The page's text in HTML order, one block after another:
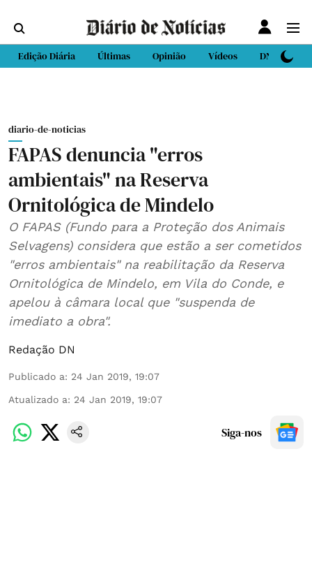
Edição Diária Últimas Opinião Vídeos DN Sport
diario-de-noticias
FAPAS denuncia "erros
ambientais" na Reserva
Ornitológica de Mindelo
O FAPAS (Fundo para a Proteção dos Animais
Selvagens) considera que estão a ser cometidos
"erros ambientais" na reabilitação da Reserva
Ornitológica de Mindelo, em Vila do Conde, e
apelou à câmara local que "suspenda de
imediato a obra".
Redação DN
Publicado a: 24 Jan 2019, 19:07
Atualizado a: 24 Jan 2019, 19:07
Siga-nos